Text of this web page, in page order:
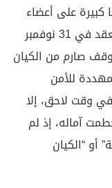
على أعضاء
مجلس الأمن القومي خلال اجتماعه المنعقد في 31 نوفمبر
موقف صارم من الكيان
للأمن
في وقت لاحق، إلا
آماله، إذ لم
أو “الكيان